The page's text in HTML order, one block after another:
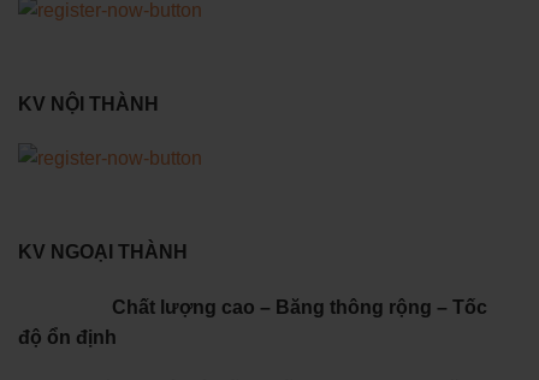
KV NỘI THÀNH
KV NGOẠI THÀNH
Chất lượng cao – Băng thông rộng – Tốc
độ ổn định